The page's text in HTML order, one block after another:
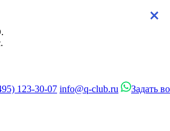
123-30-07 info@q-club.ru Задать
×
×
×
×